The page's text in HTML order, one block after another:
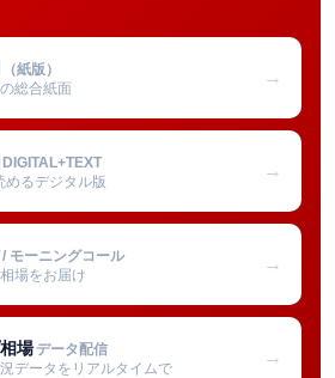
（紙版）
総合紙面
→
DIGITAL+TEXT
めるデジタル版
→
/ モーニングコール
場をお届け
→
場 データ配信
データをリアルタイムで
→